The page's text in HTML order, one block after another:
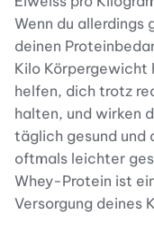
Wenn du allerdings
deinen
Kilo Körpergewicht
helfen, dich trotz
halten, und wirken
täglich gesund und
oftmals leichter
Whey-Protein ist
Versorgung deines